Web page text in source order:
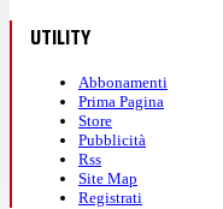
UTILITY
Abbonamenti
Prima Pagina
Store
Pubblicità
Rss
Site Map
Registrati